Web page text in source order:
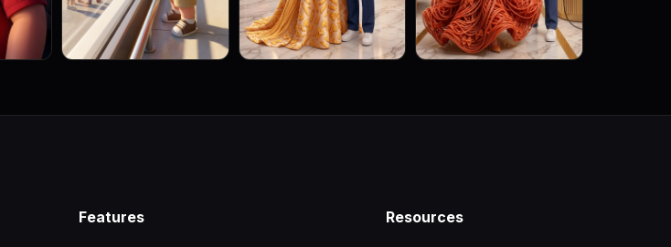
Features Resources